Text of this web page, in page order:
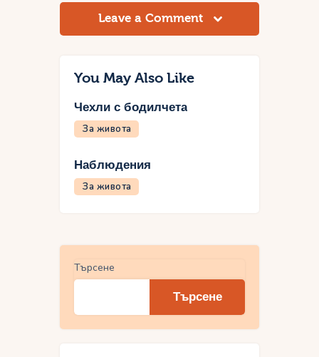
Leave a Comment
You May Also Like
Чехли с бодилчета
За живота
Наблюдения
За живота
Търсене
Търсене